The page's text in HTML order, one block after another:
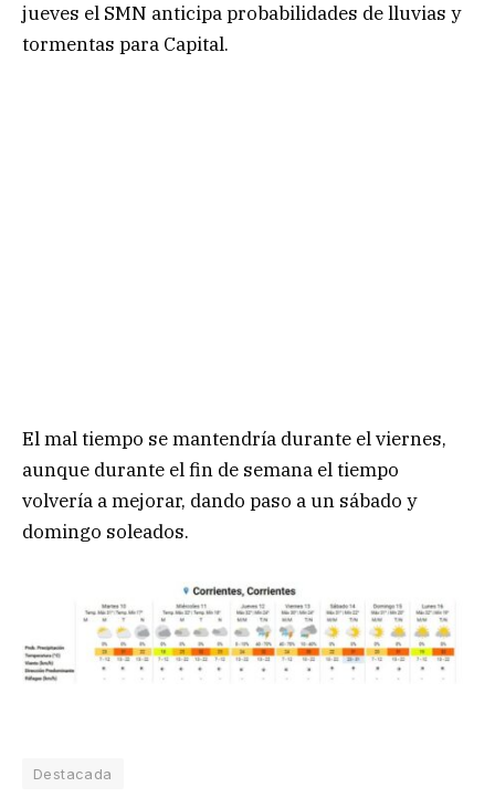
jueves el SMN anticipa probabilidades de lluvias y
tormentas para Capital.
El mal tiempo se mantendría durante el viernes,
aunque durante el fin de semana el tiempo
volvería a mejorar, dando paso a un sábado y
domingo soleados.
Destacada